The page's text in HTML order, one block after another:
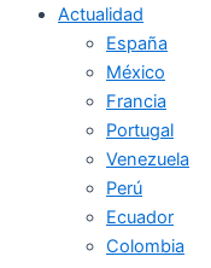
Actualidad
España
México
Francia
Portugal
Venezuela
Perú
Ecuador
Colombia